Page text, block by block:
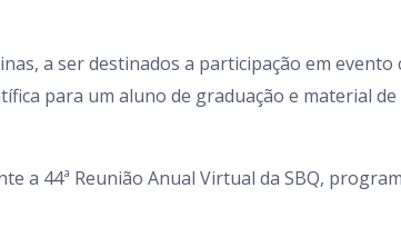
a ser destinados a participação em evento
para um aluno de graduação e material
a 44ª Reunião Anual Virtual da SBQ,